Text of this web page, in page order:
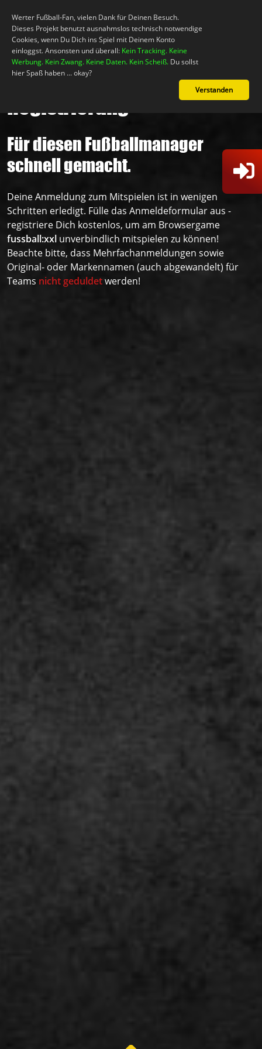
Neuigkeiten
Support
Rechtliches
Registrierung
Für diesen Fußballmanager
schnell gemacht.
Deine Anmeldung zum Mitspielen ist in wenigen
Schritten erledigt. Fülle das Anmeldeformular aus -
registriere Dich kostenlos, um am Browsergame
fussball:xxl unverbindlich mitspielen zu können!
Beachte bitte, dass Mehrfachanmeldungen sowie
Original- oder Markennamen (auch abgewandelt) für
Teams nicht geduldetwerden!
Werter Fußball-Fan, vielen Dank für Deinen Besuch.
Dieses Projekt benutzt ausnahmslos technisch notwendige
Cookies, wenn Du Dich ins Spiel mit Deinem Konto
einloggst. Ansonsten und überall: Kein Tracking. Keine
Werbung. Kein Zwang. Keine Daten. Kein Scheiß. Du sollst
hier Spaß haben ... okay?
Verstanden